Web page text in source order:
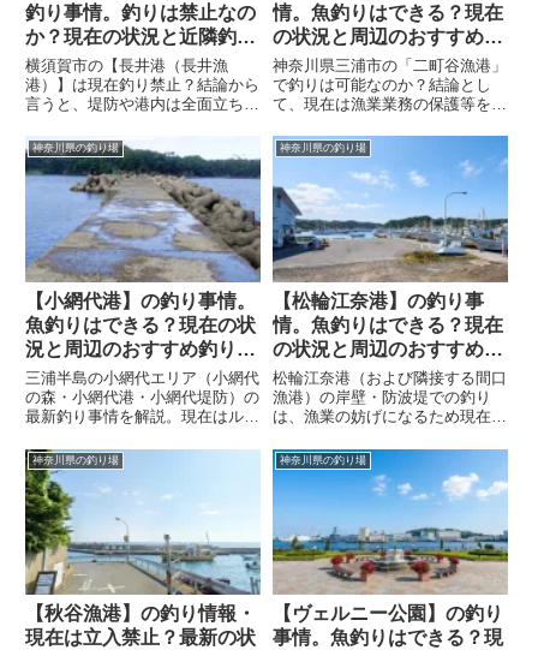
釣り事情。釣りは禁止なの
か？現在の状況と近隣釣り
場情報。
横須賀市の【長井港（長井漁
港）】は現在釣り禁止？結論から
言うと、堤防や港内は全面立ち入
では現在の詳しい状況や禁止にな
った背景を解説。さらに、すぐ近
くで正規に釣りができる代替スポ
ット「荒崎公園」の情報もお届け
します。
情。魚釣りはできる？現在
の状況と周辺のおすすめ釣
り場情報
神奈川県三浦市の「二町谷漁港」
で釣りは可能なのか？結論とし
て、現在は漁業業務の保護等を理
釣り禁止です。（※隣接の二町谷
北公園も禁止）。この記事では禁
止の理由と、近隣で安全に楽しめ
る代替スポットを紹介します。
神奈川県の釣り場
【小網代港】の釣り事情。
魚釣りはできる？現在の状
況と周辺のおすすめ釣り場
情報
三浦半島の小網代エリア（小網代
の森・小網代港・小網代堤防）の
最新釣り事情を解説。現在はルア
止・立入禁止となっています。生
態系保全や過去のトラブルなど禁
止の理由から、三崎港や船釣りな
ど周辺で安全に楽しめるおすすめ
の代替釣り場スポットまで詳しく
紹介します。
神奈川県の釣り場
【松輪江奈港】の釣り事
情。魚釣りはできる？現在
の状況と周辺のおすすめ釣
り場情報
松輪江奈港（および隣接する間口
漁港）の岸壁・防波堤での釣り
は、漁業の妨げになるため現在全
では、釣りが禁止されている理由
や、周辺で安全に楽しめる城ヶ島
での岸釣り、松輪から出船する遊
漁船の情報を詳しくご紹介しま
す。
神奈川県の釣り場
【秋谷漁港】の釣り情報・
現在は立入禁止？最新の状
神奈川県の釣り場
【ヴェルニー公園】の釣り
事情。魚釣りはできる？現